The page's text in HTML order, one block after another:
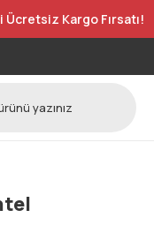
Ücretsiz Kargo Fırsatı!